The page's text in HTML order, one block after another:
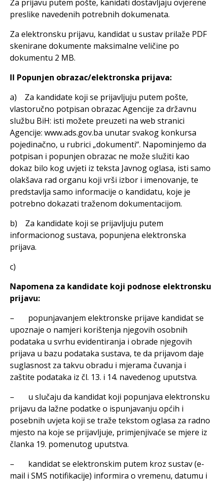
Za prijavu putem pošte, kanidati dostavljaju ovjerene
preslike navedenih potrebnih dokumenata.
Za elektronsku prijavu, kandidat u sustav prilaže PDF
skenirane dokumente maksimalne veličine po
dokumentu 2 MB.
II Popunjen obrazac/elektronska prijava:
a) Za kandidate koji se prijavljuju putem pošte,
vlastoručno potpisan obrazac Agencije za državnu
službu BiH: isti možete preuzeti na web stranici
Agencije: www.ads.gov.ba unutar svakog konkursa
pojedinačno, u rubrici „dokumenti“. Napominjemo da
potpisan i popunjen obrazac ne može služiti kao
dokaz bilo kog uvjeti iz teksta Javnog oglasa, isti samo
olakšava rad organu koji vrši izbor i imenovanje, te
predstavlja samo informacije o kandidatu, koje je
potrebno dokazati traženom dokumentacijom.
b) Za kandidate koji se prijavljuju putem
informacionog sustava, popunjena elektronska
prijava.
c)
Napomena za kandidate koji podnose elektronsku
prijavu:
– popunjavanjem elektronske prijave kandidat se
upoznaje o namjeri korištenja njegovih osobnih
podataka u svrhu evidentiranja i obrade njegovih
prijava u bazu podataka sustava, te da prijavom daje
suglasnost za takvu obradu i mjerama čuvanja i
zaštite podataka iz čl. 13. i 14. navedenog uputstva.
– u slučaju da kandidat koji popunjava elektronsku
prijavu da lažne podatke o ispunjavanju općih i
posebnih uvjeta koji se traže tekstom oglasa za radno
mjesto na koje se prijavljuje, primjenjivaće se mjere iz
članka 19. pomenutog uputstva.
– kandidat se elektronskim putem kroz sustav (e-
mail i SMS notifikacije) informira o vremenu, datumu i